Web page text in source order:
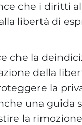
che i diritti
libertà di
che la
della
la
una guida
la